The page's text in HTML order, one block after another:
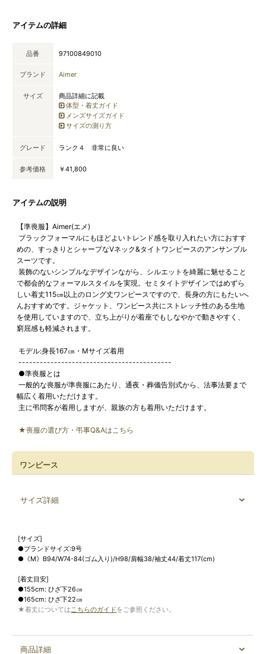
アイテムの詳細
品番 97100849010
ブランド Aimer
サイズ
商品詳細に記載
体型・着丈ガイド
メンズサイズガイド
サイズの測り方
グレード ランク４ 非常に良い
参考価格 ￥41,800
アイテムの説明
【準喪服】Aimer(エメ)
ブラックフォーマルにもほどよいトレンド感を取り入れたい方におすす
めの、すっきりとシャープなVネック&タイトワンピースのアンサンブル
スーツです。
装飾のないシンプルなデザインながら、シルエットを綺麗に魅せること
で都会的なフォーマルスタイルを実現。セミタイトデザインではめずら
しい着丈115㎝以上のロング丈ワンピースですので、長身の方にもたいへ
んおすすめです。ジャケット、ワンピース共にストレッチ性のある生地
を使用していますので、立ち上がりが着座でもしなやかで動きやすく、
窮屈感も軽減されます。
モデル:身長167㎝・Mサイズ着用
-------------------------------------------
●準喪服とは
一般的な喪服が準喪服にあたり、通夜・葬儀告別式から、法事法要まで
幅広く着用いただけます。
主に弔問客が着用しますが、親族の方も着用いただけます。
★喪服の選び方・弔事Q&Aはこちら
ワンピース
サイズ詳細
[サイズ]
●ブランドサイズ:9号
●《M》B94/W74-84(ゴム入り)/H98/肩幅38/袖丈44/着丈117(cm)
[着丈目安]
●155cm: ひざ下26㎝
●165cm: ひざ下22㎝
★着丈についてはこちらのガイドをご参照ください。
商品詳細